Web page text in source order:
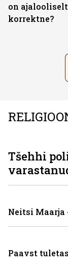
on ajalooliselt
korrektne?
Tšehhi
Neitsi Maarja
Paavst